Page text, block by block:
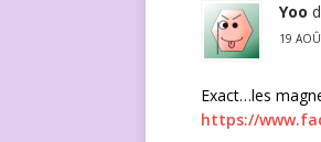
Yoo
19
Exact…les
https://